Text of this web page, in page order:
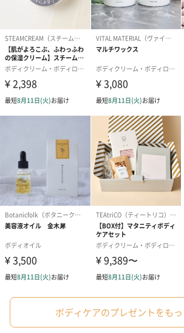
写真付きメッセージカ
ード（680円）
写真付きメッセー
ード（Thank you
ンク（680円）
ギフトラッピングを施してお届けいたします。
コットン巾着 【誕生
日】（グレー）M（550
コットン巾着 【誕
日】（スモーキー
ボディケアのプレゼントをも